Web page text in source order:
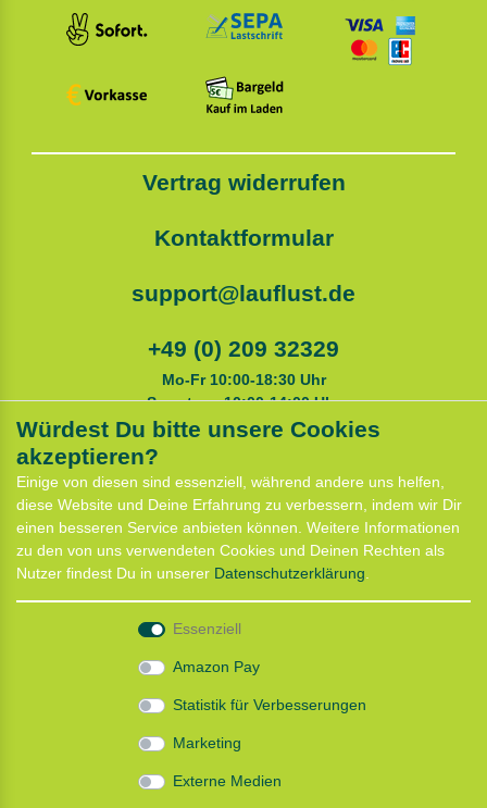
Vertrag widerrufen
Kontaktformular
support@lauflust.de
+49 (0) 209 32329
Mo-Fr 10:00-18:30 Uhr
Samstags 10:00-14:00 Uhr
Anfahrt
Kontaktformular
Termin für Hundeberatung
CaniX Seminare
Lauf Seminar
Laufen mit Lauflust
Batterieentsorgung
Daten­schutz­erklärung
AGB
Würdest Du bitte unsere Cookies
akzeptieren?
Einige von diesen sind essenziell, während andere uns helfen,
diese Website und Deine Erfahrung zu verbessern, indem wir Dir
einen besseren Service anbieten können. Weitere Informationen
zu den von uns verwendeten Cookies und Deinen Rechten als
Nutzer findest Du in unserer Daten­schutz­erklärung
Essenziell
Amazon Pay
Statistik für Verbesserungen
Marketing
Externe Medien